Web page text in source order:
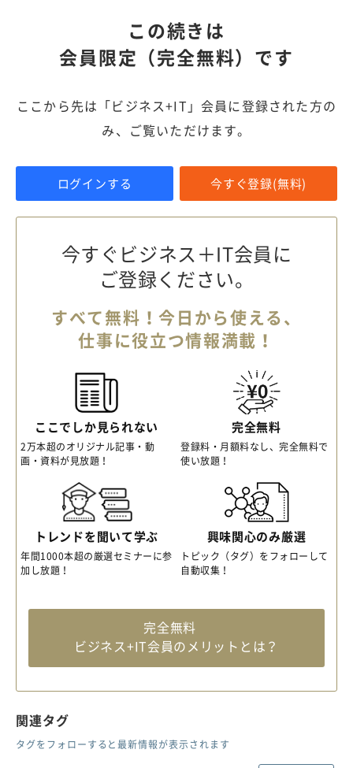
この続きは
会員限定（完全無料）です
ここから先は「ビジネス+IT」会員に登録された方の
み、ご覧いただけます。
ログインする 今すぐ登録(無料)
今すぐビジネス＋IT会員に
ご登録ください。
すべて無料！今日から使える、
仕事に役立つ情報満載！
ここでしか見られない
2万本超のオリジナル記事・動
画・資料が見放題！
完全無料
登録料・月額料なし、完全無料で
使い放題！
トレンドを聞いて学ぶ
年間1000本超の厳選セミナーに参
加し放題！
興味関心のみ厳選
トピック（タグ）をフォローして
自動収集！
完全無料
ビジネス+IT会員のメリットとは？
関連タグ
タグをフォローすると最新情報が表示されます